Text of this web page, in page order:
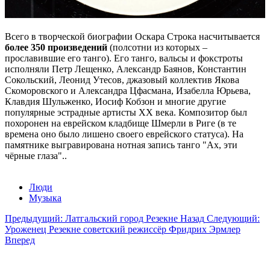
Всего в творческой биографии Оскара Строка насчитывается
более 350 произведений (полсотни из которых –
прославившие его танго). Его танго, вальсы и фокстроты
исполняли Петр Лещенко, Александр Баянов, Константин
Сокольский, Леонид Утесов, джазовый коллектив Якова
Скоморовского и Александра Цфасмана, Изабелла Юрьева,
Клавдия Шульженко, Иосиф Кобзон и многие другие
популярные эстрадные артисты XX века. Композитор был
похоронен на еврейском кладбище Шмерли в Риге (в те
времена оно было лишено своего еврейского статуса). На
памятнике выгравирована нотная запись танго "Ах, эти
чёрные глаза"..
Люди
Музыка
Предыдущий: Латгальский город Резекне Назад Следующий:
Уроженец Резекне советский режиссёр Фридрих Эрмлер
Вперед